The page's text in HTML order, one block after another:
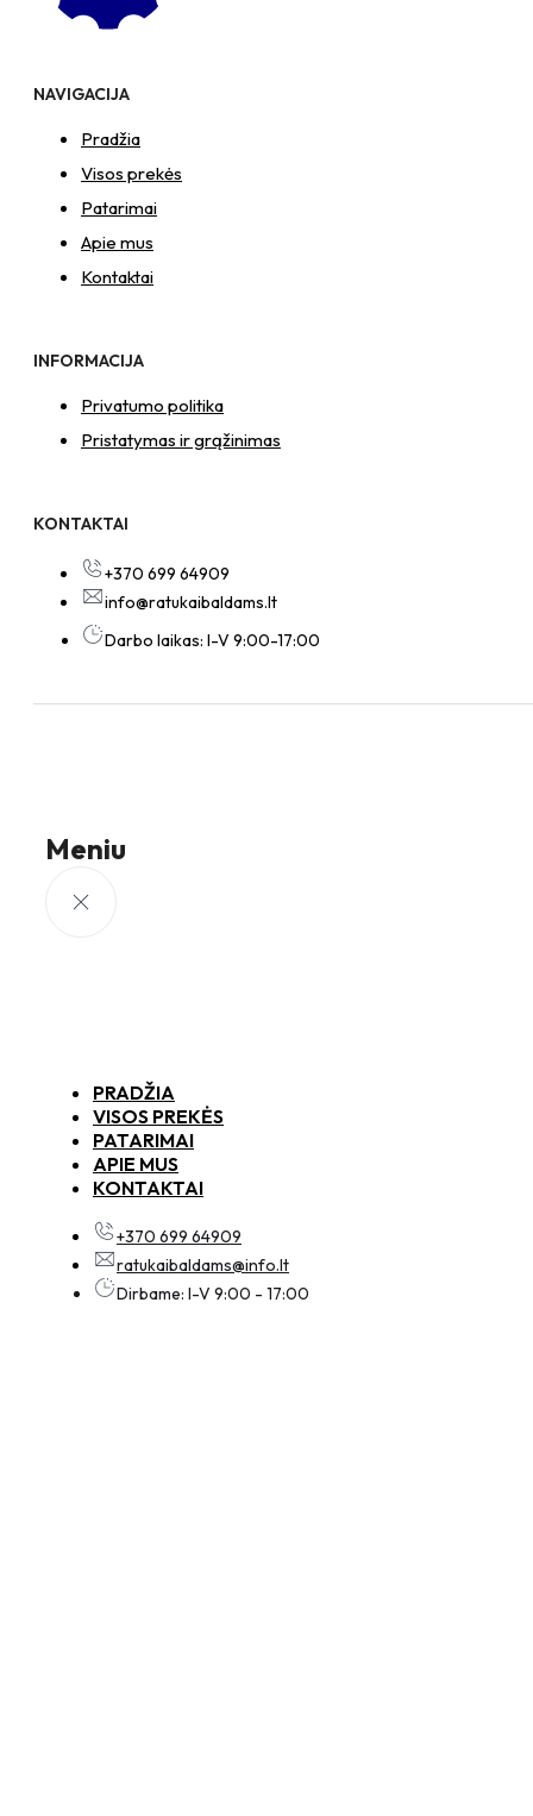
NAVIGACIJA
Pradžia
Visos prekės
Patarimai
Apie mus
Kontaktai
INFORMACIJA
Privatumo politika
Pristatymas ir grąžinimas
KONTAKTAI
+370 699 64909
info@ratukaibaldams.lt
Darbo laikas: I-V 9:00-17:00
Meniu
PRADŽIA
VISOS PREKĖS
PATARIMAI
APIE MUS
KONTAKTAI
+370 699 64909
ratukaibaldams@info.lt
Dirbame: I-V 9:00 - 17:00